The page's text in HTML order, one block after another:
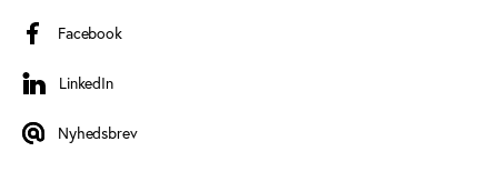
Facebook
LinkedIn
LinkedIn
Nyhedsbrev
Nyhedsbrev